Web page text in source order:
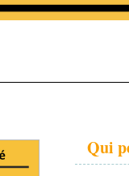
Qui